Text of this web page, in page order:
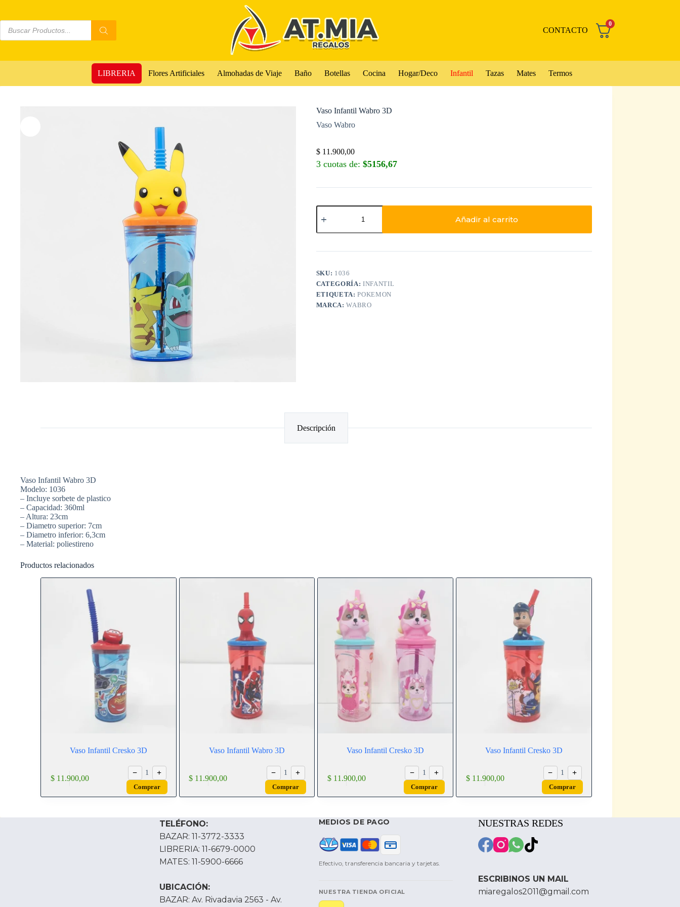
CONTACTO
0
LIBRERIA Flores Artificiales Almohadas de Viaje Baño Botellas Cocina Hogar/Deco Infantil Tazas Mates Termos
Vaso Infantil Wabro 3D
Vaso Wabro
$11.900,00
3 cuotas de: $5156,67
Añadir al carrito
SKU: 1036
CATEGORÍA: INFANTIL
ETIQUETA:POKEMON
MARCA:WABRO
Descripción
Vaso Infantil Wabro 3D
Modelo: 1036
– Incluye sorbete de plastico
– Capacidad: 360ml
– Altura: 23cm
– Diametro superior: 7cm
– Diametro inferior: 6,3cm
– Material: poliestireno
Productos relacionados
Vaso Infantil Cresko 3D
$11.900,00
− 1 +
Comprar
Vaso Infantil Wabro 3D
$ 11.900,00
− 1 +
Comprar
Vaso Infantil Cresko 3D
$11.900,00
− 1 +
Comprar
Vaso Infantil Cresko 3D
$11.900,00
− 1 +
Comprar
TELÉFONO:
BAZAR: 11-3772-3333
LIBRERIA: 11-6679-0000
MATES: 11-5900-6666
UBICACIÓN:
BAZAR: Av. Rivadavia 2563 - Av.
MEDIOS DE PAGO
Efectivo, transferencia bancaria y tarjetas.
NUESTRA TIENDA OFICIAL
NUESTRAS REDES
ESCRIBINOS UN MAIL
miaregalos2011@gmail.com